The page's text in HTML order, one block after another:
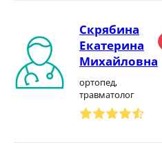
Скрябина
Екатерина
Михайловна
ортопед,
травматолог